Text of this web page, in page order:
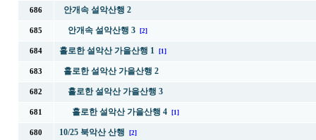
686 안개속 설악산행 2
685 안개속 설악산행 3 [2]
684 홀로한 설악산 가을산행 1 [1]
683 홀로한 설악산 가을산행 2
682 홀로한 설악산 가을산행 3
681 홀로한 설악산 가을산행 4 [1]
680 10/25 북악산 산행 [2]